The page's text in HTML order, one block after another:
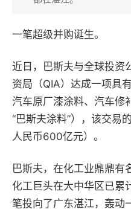
一笔超级并购诞生。
近日，巴斯夫与全球投资
资局（QIA）达成一项具
汽车原厂漆涂料、汽车修
“巴斯夫涂料”），该交易
人民币600亿元）。
巴斯夫，在化工业鼎鼎有
化工巨头在大中华区已累
笔投向了广东湛江，轰动